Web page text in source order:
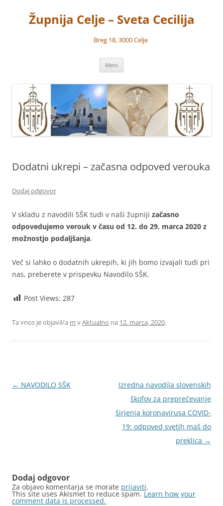
vsebinoŽupnija Celje – Sveta Cecilija
Breg 18, 3000 Celje
Meni
Dodatni ukrepi – začasna odpoved verouka
Dodaj odgovor
V skladu z navodili SŠK tudi v naši župniji začasno
odpovedujemo verouk v času od 12. do 29. marca 2020 z
možnostjo podaljšanja.
Več si lahko o dodatnih ukrepih, ki jih bomo izvajali tudi pri
nas, preberete v prispevku Navodilo SŠK.
Post Views: 287
Ta vnos je objavil/a m vAktualno na 12. marca, 2020.
Krmarjenje
← NAVODILO SŠK
Izredna navodila slovenskih
škofov za preprečevanje
širjenja koronavirusa COVID-
19: odpoved svetih maš do
preklica →
Dodaj odgovor
Za objavo komentarja se morate prijaviti.
This site uses Akismet to reduce spam.Learn how your
comment data is processed.